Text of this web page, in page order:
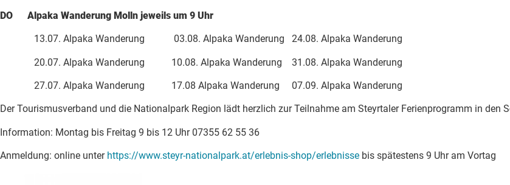
DO Alpaka Wanderung Molln jeweils um 9 Uhr
13.07. Alpaka Wanderung 03.08. Alpaka Wanderung 24.08. Alpaka Wanderung
20.07. Alpaka Wanderung 10.08. Alpaka Wanderung 31.08. Alpaka Wanderung
27.07. Alpaka Wanderung 17.08 Alpaka Wanderung 07.09. Alpaka Wanderung
Der Tourismusverband und die Nationalpark Region lädt herzlich zur Teilnahme am Steyrtaler Ferienprogramm in den
Information: Montag bis Freitag 9 bis 12 Uhr 07355 62 55 36
Anmeldung: online unter https://www.steyr-nationalpark.at/erlebnis-shop/erlebnisse bis spätestens 9 Uhr am Vortag